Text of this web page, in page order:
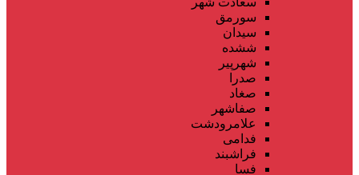
سورمق
سیدان
ششده
شهرپیر
صدرا
صغاد
صفاشهر
علامرودشت
فدامی
فراشبند
فسا